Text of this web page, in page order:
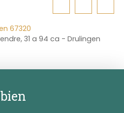
67320
31 a 94 ca - Drulingen